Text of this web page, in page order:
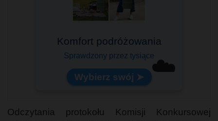
☁️
Idealny na pokład samolotu!
Odczytania protokołu Komisji Konkursowej